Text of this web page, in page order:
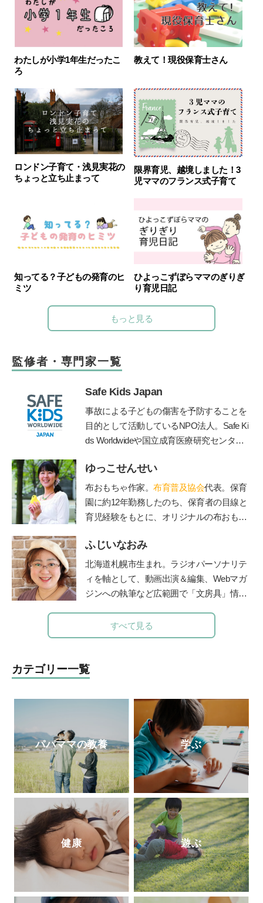
わたしが小学1年生だったこ
ろ
教えて！現役保育士さん
ロンドン子育て・浅見実花の
ちょっと立ち止まって
限界育児、越境しました！3
児ママのフランス式子育て
知ってる？子どもの発育のヒ
ミツ
ひよっこずぼらママのぎりぎ
り育児日記
もっと見る
監修者・専門家一覧
Safe Kids Japan
事故による子どもの傷害を予防することを
目的として活動しているNPO法人。Safe Ki
ds Worldwideや国立成育医療研究センタ
子どもの傷害予防に関する様々な活動を行
う。https://safekidsjapan.org/
ゆっこせんせい
布おもちゃ作家。 布育普及協会代表。保育
園に約12年勤務したのち、保育者の目線と
育児経験をもとに、オリジナルの布おもち
とい」を立ち上げ、保育者を対象にした
「保育セミナー」や子育て中のお母さん、
お父さんを対象にした「布おもちゃ講座」
で講師として活躍している。布おもちゃ作
のすすめ～ちゃんと遊べばちゃんと育つ
ふじいなおみ
北海道札幌市生まれ。ラジオパーソナリテ
ィを軸として、動画出演＆編集、Webマガ
ジンへの執筆など広範囲で「文房具」情報
て活動。社会人になったときに両親から贈
られた万年筆に、黒以外の様々な色のイン
クコレクター(インク沼)になる。ご当地イ
ンクが特に大好物。一人ムスメ(2015年生
まれ)の母親としての視点から文房具を観
察し、レビュー記事を執筆している。
すべて見る
カテゴリー一覧
パパママの教養 学ぶ
健康 遊ぶ